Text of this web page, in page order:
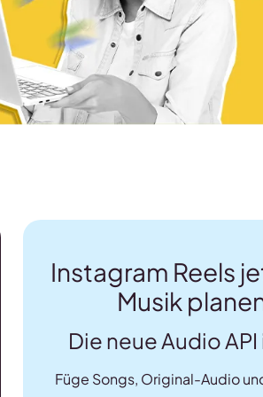
Instagram Reels
Musik
Die neue Audio API
Füge Songs, Original-Audio